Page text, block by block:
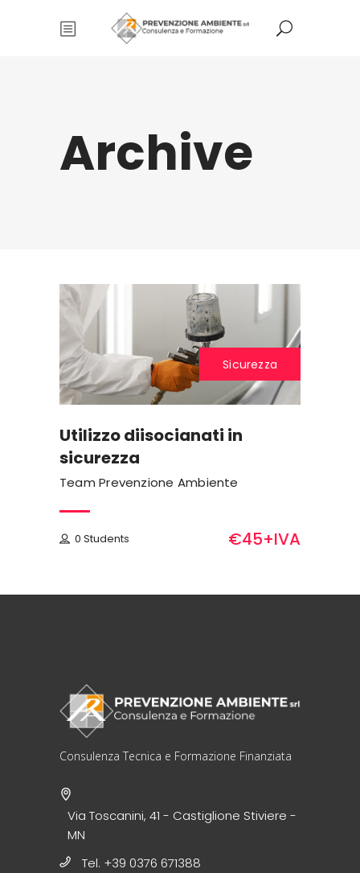
Archive
Sicurezza
Utilizzo diisocianati in
sicurezza
Team Prevenzione Ambiente
0 Students €45+IVA
Consulenza Tecnica e Formazione Finanziata
Via Toscanini, 41 - Castiglione Stiviere -
MN
Tel. +39 0376 671388